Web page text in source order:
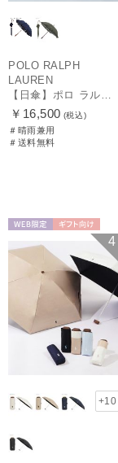
POLO RALPH
LAUREN
【日傘】ポロ ラルフ ローレン(POLO RALPH LAUREN)エンブフリル 長傘 【公式ムーンバット】 遮光 遮熱 UV 晴雨兼用
￥16,500 (税込)
＃晴雨兼用
＃送料無料
ギフト向け
UNISEX
4
+10